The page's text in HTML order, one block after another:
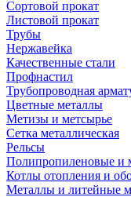
Сортовой прокат
Листовой прокат
Трубы
Нержавейка
Качественные стали
Профнастил
Трубопроводная
Цветные металлы
Метизы и метсырье
Сетка металлическая
Рельсы
Полипропиленовые и
Котлы отопления и
Металлы и литейные